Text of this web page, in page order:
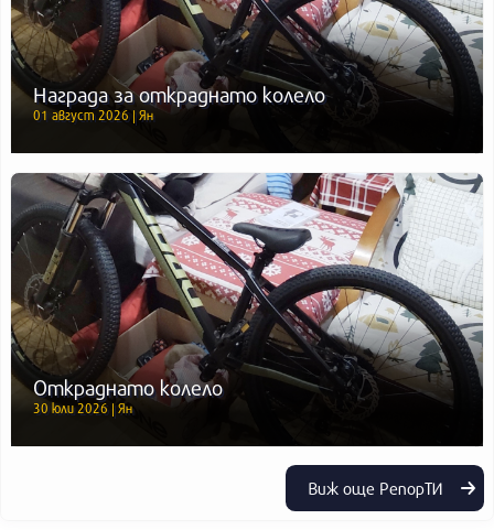
Награда за откраднато колело
01 август 2026 | Ян
Откраднато колело
30 юли 2026 | Ян
Виж още РепорТИ